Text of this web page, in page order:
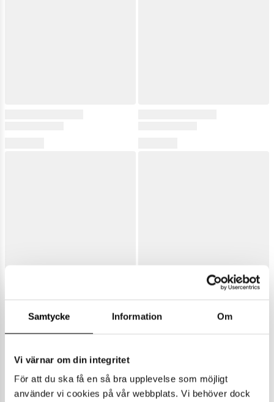
Samtycke Information Om
Vi värnar om din integritet
För att du ska få en så bra upplevelse som möjligt
använder vi cookies på vår webbplats. Vi behöver dock